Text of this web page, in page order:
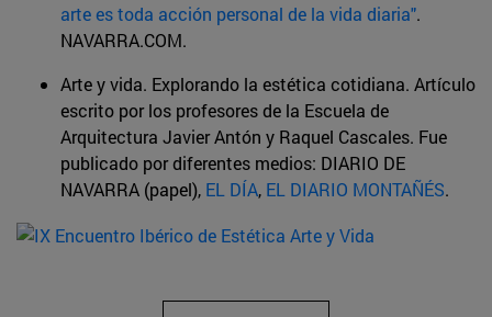
arte es toda acción personal de la vida diaria".
NAVARRA.COM.
Arte y vida. Explorando la estética cotidiana. Artículo
escrito por los profesores de la Escuela de
Arquitectura Javier Antón y Raquel Cascales. Fue
publicado por diferentes medios: DIARIO DE
NAVARRA (papel), EL DÍA, EL DIARIO MONTAÑÉS.